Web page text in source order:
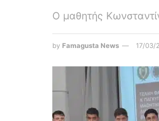
O μαθητής
by Famagusta News 17/03/